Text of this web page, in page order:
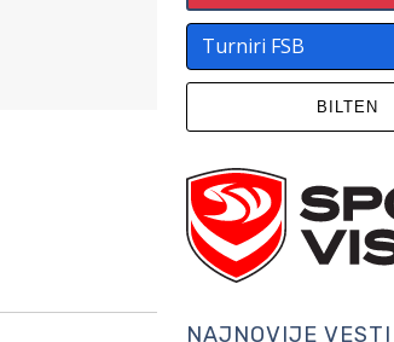
BILTEN
NAJNOVIJE VESTI